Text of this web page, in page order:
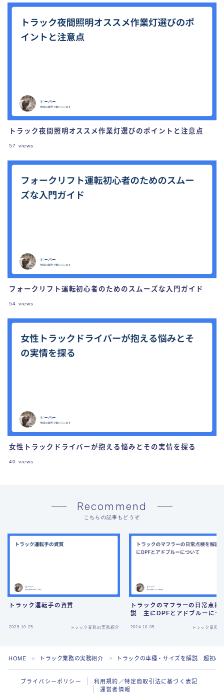
トラック夜間照明オススメ作業灯選びのポイントと注意点
57 views
フォークリフト運転初心者のためのスムーズな入門ガイド
54 views
女性トラックドライバーが抱える悩みとその実情を探る
40 views
Recommend
こちらの記事もどうぞ
トラック運転手の資質
2025.10.25 トラック業務の実務紹介
トラックのマフラーの日常点検
説 主にDPFとアドブルーにつ
2024.10.05 トラック業務
HOME ＞ トラック業務の実務紹介 ＞ トラックの車種・サイズを解説 超初心
プライバシーポリシー
利用規約／特定商取引法に基づく表記
運営者情報